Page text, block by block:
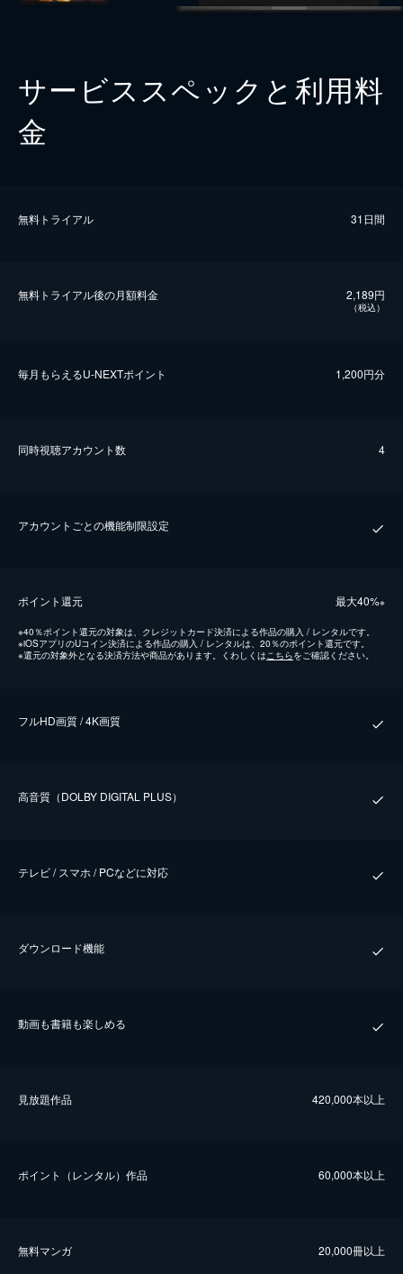
サービススペックと利用料
金
無料トライアル 31日間
無料トライアル後の⽉額料金 2,189円
（税込）
毎⽉もらえるU-NEXTポイント 1,200円分
同時視聴アカウント数 4
アカウントごとの機能制限設定
ポイント還元 最⼤40%※
※40％ポイント還元の対象は、クレジットカード決済による作品の購入 / レンタルです。
※iOSアプリのUコイン決済による作品の購入 / レンタルは、20％のポイント還元です。
※還元の対象外となる決済方法や商品があります。くわしくは こちらをご確認ください。
フルHD画質 / 4K画質
⾼⾳質（DOLBY DIGITAL PLUS）
テレビ / スマホ / PCなどに対応
ダウンロード機能
動画も書籍も楽しめる
⾒放題作品 420,000本以上
ポイント（レンタル）作品 60,000本以上
無料マンガ 20,000冊以上